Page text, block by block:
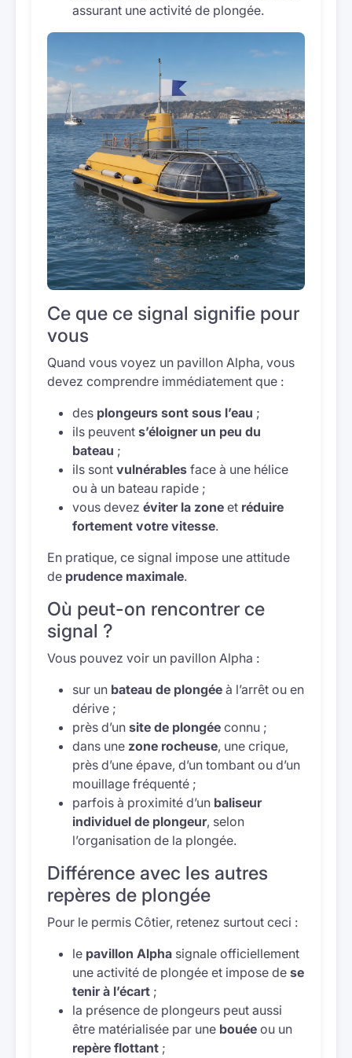
assurant une activité de plongée.
Ce que ce signal signifie pour
vous
Quand vous voyez un pavillon Alpha, vous
devez comprendre immédiatement que :
des plongeurs sont sous l’eau ;
ils peuvent s’éloigner un peu du
bateau ;
ils sont vulnérables face à une hélice
ou à un bateau rapide ;
vous devez éviter la zone et réduire
fortement votre vitesse.
En pratique, ce signal impose une attitude
de prudence maximale.
Où peut-on rencontrer ce
signal ?
Vous pouvez voir un pavillon Alpha :
sur un bateau de plongée à l’arrêt ou en
dérive ;
près d’un site de plongée connu ;
dans une zone rocheuse, une crique,
près d’une épave, d’un tombant ou d’un
mouillage fréquenté ;
parfois à proximité d’un baliseur
individuel de plongeur, selon
l’organisation de la plongée.
Différence avec les autres
repères de plongée
Pour le permis Côtier, retenez surtout ceci :
le pavillon Alpha signale officiellement
une activité de plongée et impose de se
tenir à l’écart ;
la présence de plongeurs peut aussi
être matérialisée par une bouée ou un
repère flottant ;